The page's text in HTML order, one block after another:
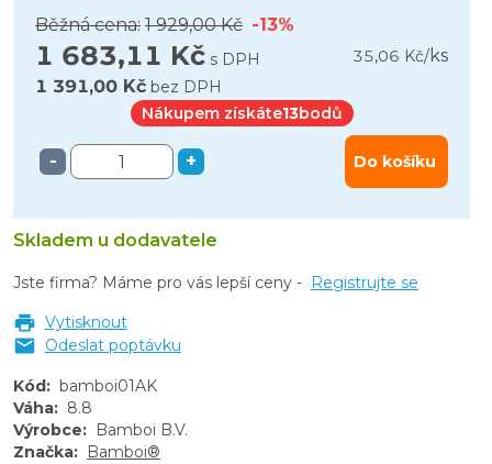
Běžná cena: 1 929,00 Kč -13%
1 683,11 Kč s DPH 35,06 Kč/ks
1 391,00 Kč bez DPH
Nákupem získáte13bodů
- + Do košíku
Skladem u dodavatele
Jste firma? Máme pro vás lepší ceny -
Registrujte se
Vytisknout
Odeslat poptávku
Kód: bamboi01AK
Váha: 8.8
Výrobce: Bamboi B.V.
Značka: Bamboi®